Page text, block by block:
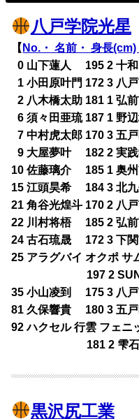
八戸学院光星
【 No.・ 名前・ 身長
00 山下蓮人 195 2 十和
1 小田原叶門 172 3 八
02 八木橋太助 181 1 弘
06 須々田亜琉 187 1 野
07 中村虎太郎 170 3 五
09 大屋夢叶 182 2 実践
10 佐藤璃介 185 1 奥州
15 江頭昊希 184 3 北九
21 角谷光煌斗 170 2 八
22 川村将梧 185 2 弘前
24 古石琉晟 172 3 下関
25 アラグバイ オクポ サ
197 2
35 小山凌到 175 3 八戸
81 久保響貴 180 3 五戸
92 ハクセル 行雲 フェニ
181 2 雫石町
黒沢尻工業